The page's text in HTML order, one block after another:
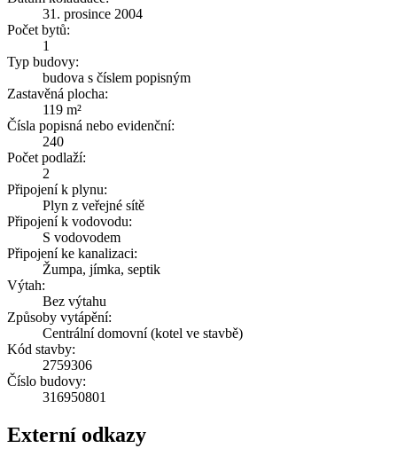
31. prosince 2004
Počet bytů:
1
Typ budovy:
budova s číslem popisným
Zastavěná plocha:
119 m²
Čísla popisná nebo evidenční:
240
Počet podlaží:
2
Připojení k plynu:
Plyn z veřejné sítě
Připojení k vodovodu:
S vodovodem
Připojení ke kanalizaci:
Žumpa, jímka, septik
Výtah:
Bez výtahu
Způsoby vytápění:
Centrální domovní (kotel ve stavbě)
Kód stavby:
2759306
Číslo budovy:
316950801
Externí odkazy